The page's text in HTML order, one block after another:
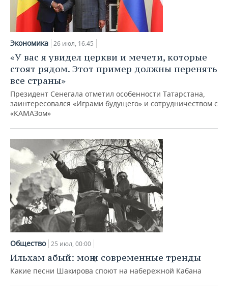
Экономика 26 июл, 16:45
«У вас я увидел церкви и мечети, которые
стоят рядом. Этот пример должны перенять
все страны»
Президент Сенегала отметил особенности Татарстана,
заинтересовался «Играми будущего» и сотрудничеством с
«КАМАЗом»
Общество 25 июл, 00:00
Ильхам абый: моң и современные тренды
Какие песни Шакирова споют на набережной Кабана